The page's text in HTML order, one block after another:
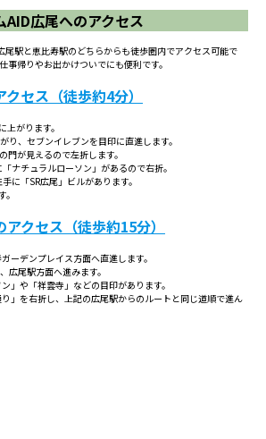
AID広尾へのアクセス
尾駅と恵比寿駅のどちらからも徒歩圏内でアクセス可能で
事帰りやお出かけついでにも便利です。
セス（徒歩約4分）
がります。
、セブンイレブンを目印に直進します。
が見えるので左折します。
ナチュラルローソン」があるので右折。
に「SR広尾」ビルがあります。
クセス（徒歩約15分）
ーデンプレイス方面へ直進します。
尾駅方面へ進みます。
」や「祥雲寺」などの目印があります。
」を右折し、上記の広尾駅からのルートと同じ道順で進ん